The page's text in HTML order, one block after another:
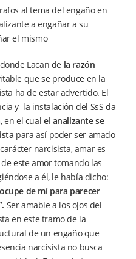
al tema del engaño en
a engañar a su
el mismo
Lacan de la razón
que se produce en la
ha de estar advertido. El
y la instalación del SsS da
, en el cual el analizante se
para así poder ser amado
narcisista, amar es
este amor tomando las
a él, le había dicho:
de mí para parecer
Ser amable a los ojos del
en este tramo de la
de un engaño que
narcisista no busca